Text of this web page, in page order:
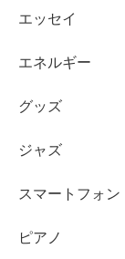
エッセイ
エネルギー
グッズ
ジャズ
スマートフォン
ピアノ